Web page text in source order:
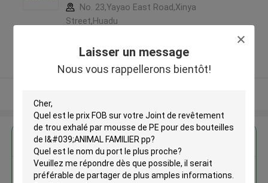
Laisser un message
Nous vous rappellerons bientôt!
No. 23,Yayao East Road,Xinya
Street,Huadu
5.0
Fournisseur vérifié
Joint de revêtement de trou